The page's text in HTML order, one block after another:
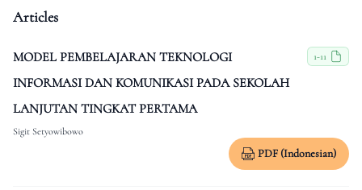
Articles
MODEL PEMBELAJARAN TEKNOLOGI
INFORMASI DAN KOMUNIKASI PADA SEKOLAH
LANJUTAN TINGKAT PERTAMA
1-11
Sigit Setyowibowo
PDF (Indonesian)